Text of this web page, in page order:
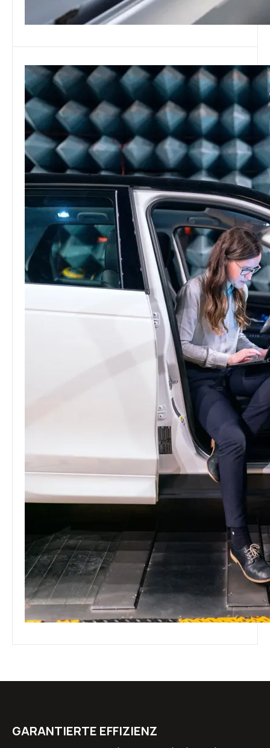
GARANTIERTE EFFIZIENZ